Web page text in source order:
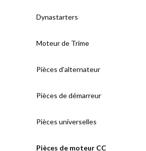
Dynastarters
Moteur de Trime
Pièces d’alternateur
Pièces de démarreur
Pièces universelles
Pièces de moteur CC